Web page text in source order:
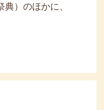
）のほかに、